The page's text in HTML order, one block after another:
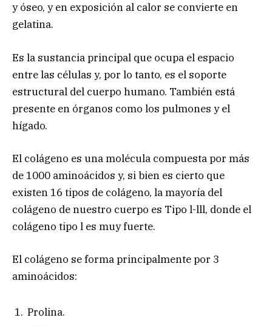
y óseo, y en exposición al calor se convierte en
gelatina.
Es la sustancia principal que ocupa el espacio
entre las células y, por lo tanto, es el soporte
estructural del cuerpo humano. También está
presente en órganos como los pulmones y el
hígado.
El colágeno es una molécula compuesta por más
de 1000 aminoácidos y, si bien es cierto que
existen 16 tipos de colágeno, la mayoría del
colágeno de nuestro cuerpo es Tipo l-lll, donde el
colágeno tipo l es muy fuerte.
El colágeno se forma principalmente por 3
aminoácidos:
Prolina.